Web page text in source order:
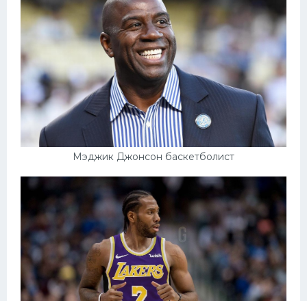
Мэджик Джонсон баскетболист